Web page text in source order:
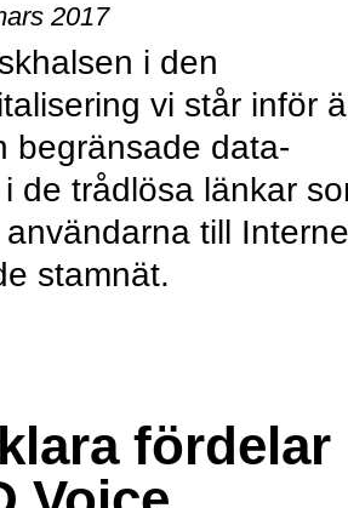
2017
i den
vi står inför
begränsade data­
de trådlösa länkar
till
stamnät.
fördelar